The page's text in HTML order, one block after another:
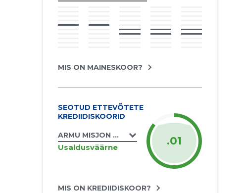
MIS ON MAINESKOOR?
SEOTUD ETTEVÕTETE
KREDIIDISKOORID
ARMU MISJON MTÜ
Usaldusväärne .01
MIS ON KREDIIDISKOOR?